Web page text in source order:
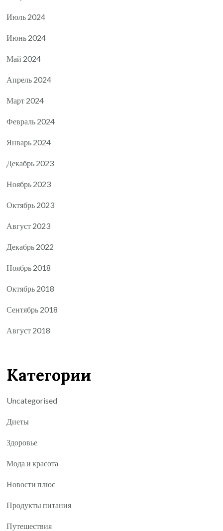
Июль 2024
Июнь 2024
Май 2024
Апрель 2024
Март 2024
Февраль 2024
Январь 2024
Декабрь 2023
Ноябрь 2023
Октябрь 2023
Август 2023
Декабрь 2022
Ноябрь 2018
Октябрь 2018
Сентябрь 2018
Август 2018
Категории
Uncategorised
Диеты
Здоровье
Мода и красота
Новости плюс
Продукты питания
Путешествия